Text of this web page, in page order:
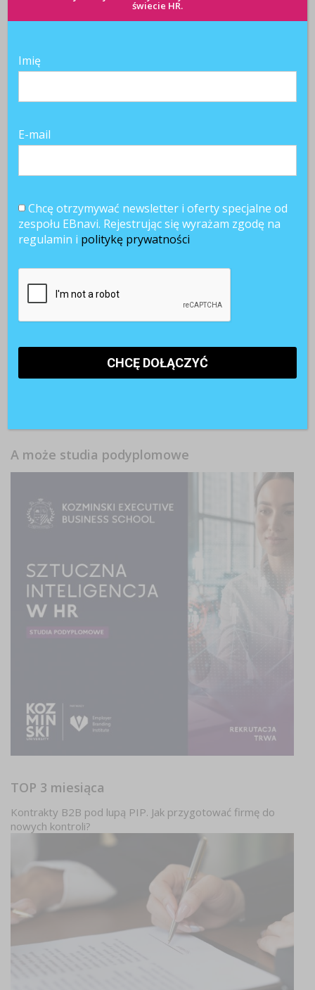
Najnowsze komentarze
Witold RyciooGen Z i millenialsi 2025: sens pracy, AI i
Sposób na frekwencję pracowników podczas zajęć
A może studia podyplomowe
TOP 3 miesiąca
Kontrakty B2B pod lupą PIP. Jak przygotować firmę do
nowych kontroli?
świecie HR.
Imię
E-mail
Chcę otrzymywać newsletter i oferty specjalne od
zespołu EBnavi. Rejestrując się wyrażam zgodę na
regulamin i politykę prywatności